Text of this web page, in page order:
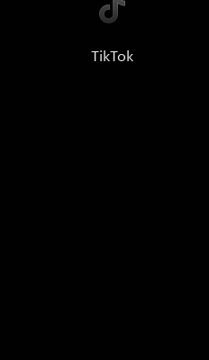
TikTok